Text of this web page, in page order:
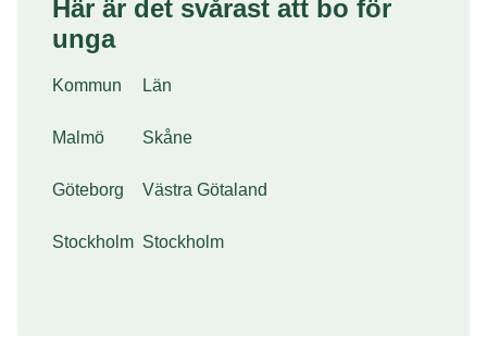
Här är det svårast att bo för
unga
Kommun Län
Malmö Skåne
Göteborg Västra Götaland
Stockholm Stockholm